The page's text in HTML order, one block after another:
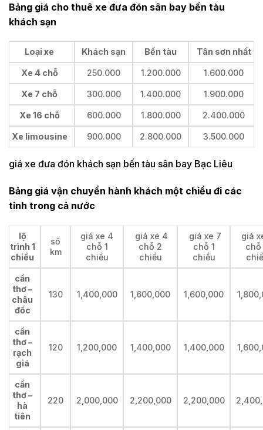
Bảng giá cho thuê xe đưa đón sân bay bến tàu
khách sạn
Loại xe Khách sạn Bến tàu Tân sơn nhất
Xe 4 chỗ 250.000 1.200.000 1.600.000
Xe 7 chỗ 300.000 1.400.000 1.900.000
Xe 16 chỗ 600.000 1.800.000 2.400.000
Xe limousine 900.000 2.800.000 3.500.000
giá xe đưa đón khách sạn bến tàu sân bay Bạc Liêu
Bảng giá vận chuyển hành khách một chiều đi các
tỉnh trong cả nước
lộ
trình 1
chiều
số
km
giá xe 4
chỗ 1
chiều
giá xe 4
chỗ 2
chiều
giá xe 7
chỗ 1
chiều
giá
chỗ
cần
thơ –
châu
đốc
130 1,400,000 1,600,000 1,600,000
cần
thơ –
rạch
giá
120 1,200,000 1,400,000 1,400,000
cần
thơ –
hà
tiên
220 2,000,000 2,200,000 2,200,000